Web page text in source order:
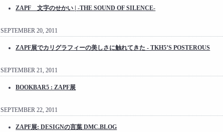
ZAPF 文字のせかい | -THE SOUND OF SILENCE-
SEPTEMBER 20, 2011
ZAPF展でカリグラフィーの美しさに触れてきた - TKH5’S POSTEROUS
SEPTEMBER 21, 2011
BOOKBAR5 : ZAPF展
SEPTEMBER 22, 2011
ZAPF展: DESIGNの言葉 DMC.BLOG